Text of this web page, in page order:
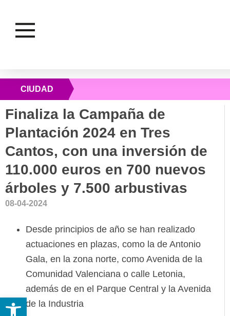
Abrir barra de herramientas
CIUDAD
Finaliza la Campaña de
Plantación 2024 en Tres
Cantos, con una inversión de
110.000 euros en 700 nuevos
árboles y 7.500 arbustivas
08-04-2024
Desde principios de año se han realizado
actuaciones en plazas, como la de Antonio
Gala, en la zona norte, como Avenida de la
Comunidad Valenciana o calle Letonia,
además de en el Parque Central y la Avenida
de la Industria